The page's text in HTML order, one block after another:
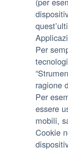
Per
ragione
Per
essere
mobili,
Cookie